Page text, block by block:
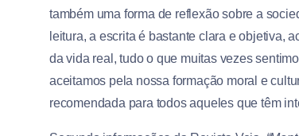
também uma forma de reflexão sobre a
leitura, a escrita é bastante clara e objetiva,
da vida real, tudo o que muitas vezes
aceitamos pela nossa formação moral e
recomendada para todos aqueles que têm